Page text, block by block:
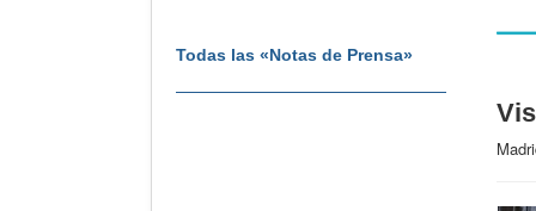
Todas las «Notas de Prensa»